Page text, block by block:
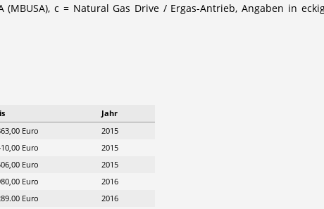
c = Natural Gas Drive / Ergas-Antrieb, Angaben in
Jahr
Euro
2015
Euro
2015
Euro
2015
Euro
2016
Euro
2016